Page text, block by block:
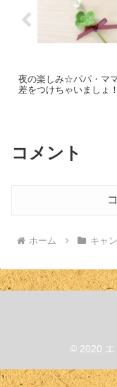
夜の楽しみ☆パパ・マ
差をつけちゃいましょ！
コメント
ホーム キャ
© 2020 エ